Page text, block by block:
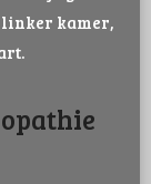
linker kamer,